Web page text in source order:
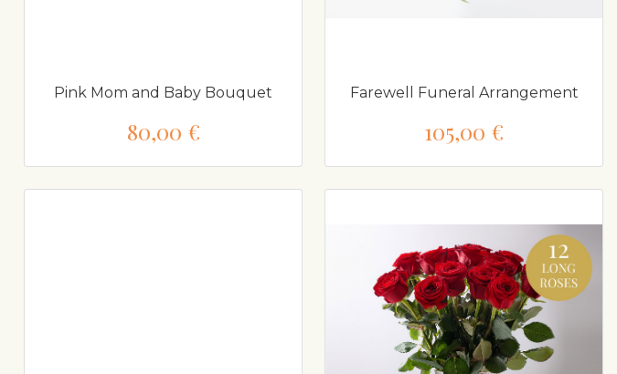
Pink Mom and Baby Bouquet
80,00 €
Farewell Funeral Arrangement
105,00 €